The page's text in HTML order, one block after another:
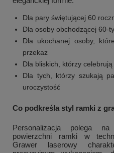
Dla pary świętującej 60
Dla osoby obchodzącej 60-
Dla ukochanej osoby,
przekaz
Dla bliskich, którzy
Dla tych, którzy szukają
uroczystość
Co podkreśla styl ramki z
Personalizacja polega
powierzchni ramki w
Grawer laserowy